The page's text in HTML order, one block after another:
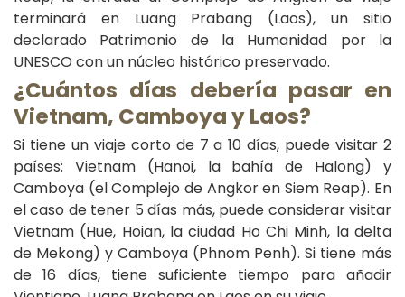
terminará en Luang Prabang (Laos), un sitio
declarado Patrimonio de la Humanidad por la
UNESCO con un núcleo histórico preservado.
¿Cuántos días debería pasar en
Vietnam, Camboya y Laos?
Si tiene un viaje corto de 7 a 10 días, puede visitar 2
países: Vietnam (Hanoi, la bahía de Halong) y
Camboya (el Complejo de Angkor en Siem Reap). En
el caso de tener 5 días más, puede considerar visitar
Vietnam (Hue, Hoian, la ciudad Ho Chi Minh, la delta
de Mekong) y Camboya (Phnom Penh). Si tiene más
de 16 días, tiene suficiente tiempo para añadir